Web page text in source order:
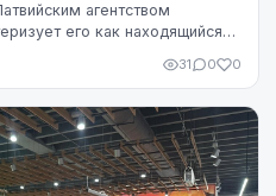
агентством
его как находящийся
ни
уже обеспечена и на чем
31 0 0